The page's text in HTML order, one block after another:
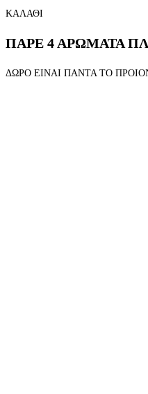
ΚΑΛΑΘΙ
ΠΑΡΕ 4 ΑΡΩΜΑΤΑ
ΔΩΡΟ ΕΙΝΑΙ ΠΑΝΤΑ ΤΟ